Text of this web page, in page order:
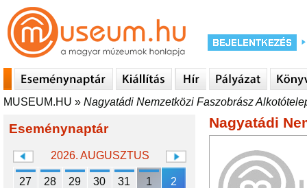
MUSEUM.HU » Nagyatádi Nemzetközi Faszobrász
Eseménynaptár
2026. AUGUSZTUS
27 28 29 30 31 1 2
Nagyatádi